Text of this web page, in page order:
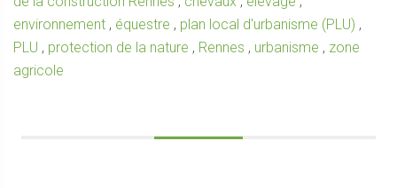
environnement , équestre , plan local d'urbanisme (PLU) ,
PLU , protection de la nature , Rennes , urbanisme , zone
agricole